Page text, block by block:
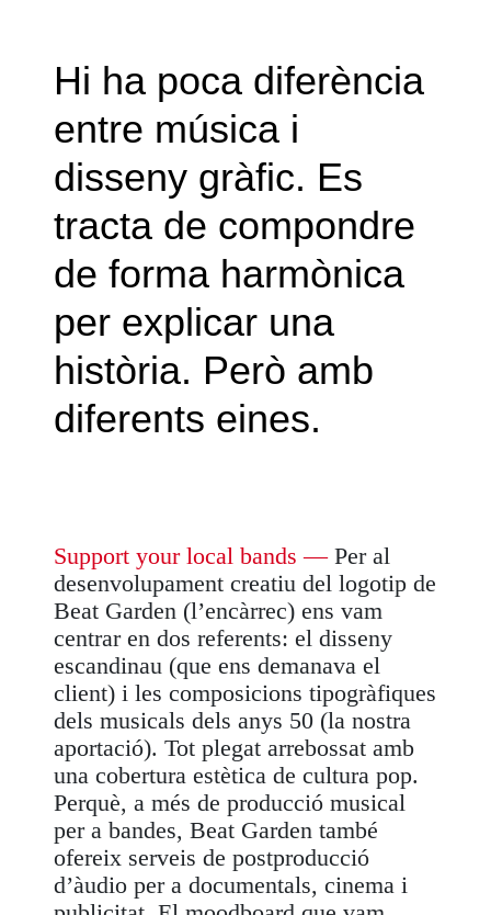
Hi ha poca diferència
entre música i
disseny gràfic. Es
tracta de compondre
de forma harmònica
per explicar una
història. Però amb
diferents eines.
Support your local bands —Per al
desenvolupament creatiu del logotip de
Beat Garden (l’encàrrec) ens vam
centrar en dos referents: el disseny
escandinau (que ens demanava el
client) i les composicions tipogràfiques
dels musicals dels anys 50 (la nostra
aportació). Tot plegat arrebossat amb
una cobertura estètica de cultura pop.
Perquè, a més de producció musical
per a bandes, Beat Garden també
ofereix serveis de postproducció
d’àudio per a documentals, cinema i